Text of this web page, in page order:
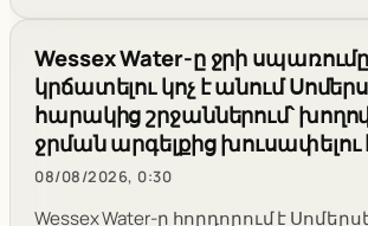
Wessex Water-ը ջրի սպառումը
կրճատելու կոչ է անում
հարակից շրջաններում՝
ջրման արգելքից
08/08/2026, 0:30
Wessex Water-ը հորդորում է